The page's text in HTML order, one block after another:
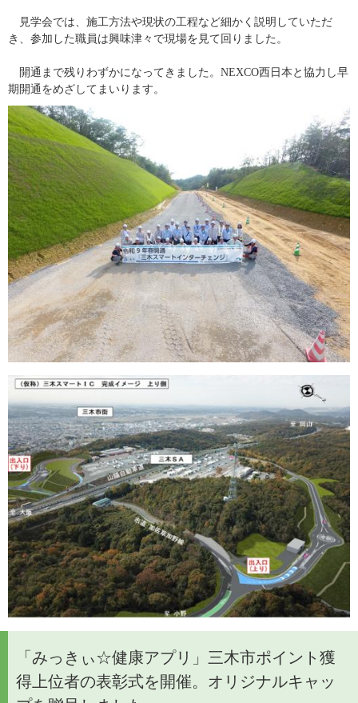
見学会では、施工方法や現状の工程など細かく説明していただ
き、参加した職員は興味津々で現場を見て回りました。
開通まで残りわずかになってきました。NEXCO西日本と協力し早
期開通をめざしてまいります。
「みっきぃ☆健康アプリ」三木市ポイント獲
得上位者の表彰式を開催。オリジナルキャッ